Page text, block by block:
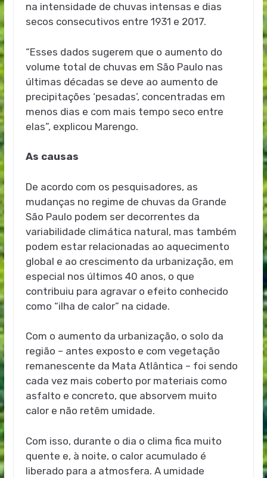
na intensidade de chuvas intensas e dias
secos consecutivos entre 1931 e 2017.
“Esses dados sugerem que o aumento do
volume total de chuvas em São Paulo nas
últimas décadas se deve ao aumento de
precipitações ‘pesadas’, concentradas em
menos dias e com mais tempo seco entre
elas”, explicou Marengo.
As causas
De acordo com os pesquisadores, as
mudanças no regime de chuvas da Grande
São Paulo podem ser decorrentes da
variabilidade climática natural, mas também
podem estar relacionadas ao aquecimento
global e ao crescimento da urbanização, em
especial nos últimos 40 anos, o que
contribuiu para agravar o efeito conhecido
como “ilha de calor” na cidade.
Com o aumento da urbanização, o solo da
região – antes exposto e com vegetação
remanescente da Mata Atlântica – foi sendo
cada vez mais coberto por materiais como
asfalto e concreto, que absorvem muito
calor e não retêm umidade.
Com isso, durante o dia o clima fica muito
quente e, à noite, o calor acumulado é
liberado para a atmosfera. A umidade